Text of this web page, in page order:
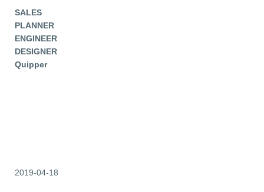
SALES
PLANNER
ENGINEER
DESIGNER
Quipper
2019-04-18